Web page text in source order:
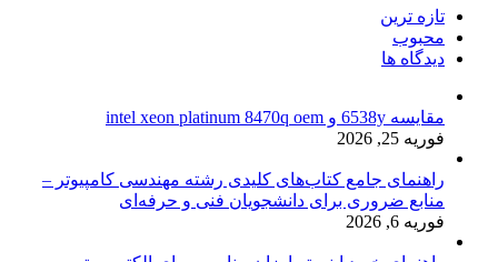
تازه ترین
محبوب
دیدگاه ها
مقایسه 6538y و intel xeon platinum 8470q oem
فوریه 25, 2026
راهنمای جامع کتاب‌های کلیدی رشته مهندسی کامپیوتر –
منابع ضروری برای دانشجویان فنی و حرفه‌ای
فوریه 6, 2026